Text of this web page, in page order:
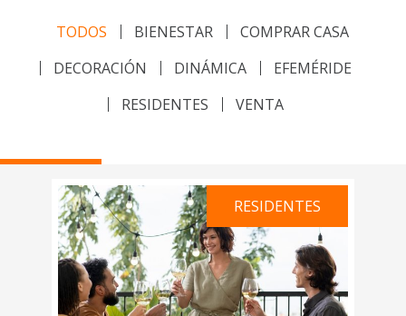
TODOS BIENESTAR
COMPRAR CASA
DECORACIÓN
DINÁMICA
EFEMÉRIDE
RESIDENTES
VENTA
RESIDENTES